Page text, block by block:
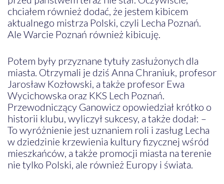
chciałem również dodać, że jestem kibicem
aktualnego mistrza Polski, czyli Lecha Poznań.
Ale Warcie Poznań również kibicuję.
Potem były przyznane tytuły zasłużonych dla
miasta. Otrzymali je dziś Anna Chraniuk, profesor
Jarosław Kozłowski, a także profesor Ewa
Wycichowska oraz KKS Lech Poznań.
Przewodniczący Ganowicz opowiedział krótko o
historii klubu, wyliczył sukcesy, a także dodał: –
To wyróżnienie jest uznaniem roli i zasług Lecha
w dziedzinie krzewienia kultury fizycznej wśród
mieszkańców, a także promocji miasta na terenie
nie tylko Polski, ale również Europy i świata.